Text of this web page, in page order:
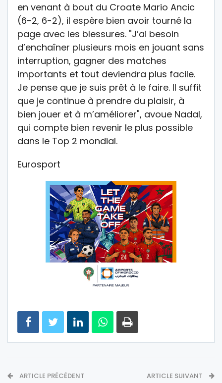
en venant à bout du Croate Mario Ancic
(6-2, 6-2), il espère bien avoir tourné la
page avec les blessures. "J’ai besoin
d’enchaîner plusieurs mois en jouant sans
interruption, gagner des matches
importants et tout deviendra plus facile.
Je pense que je suis prêt à le faire. Il suffit
que je continue à prendre du plaisir, à
bien jouer et à m’améliorer", avoue Nadal,
qui compte bien revenir le plus possible
dans le Top 2 mondial.
Eurosport
ARTICLE PRÉCÉDENT ARTICLE SUIVANT